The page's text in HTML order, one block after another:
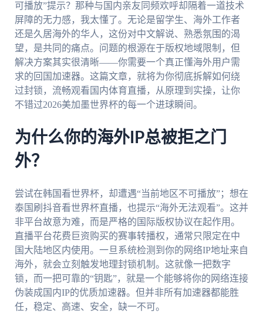
可播放”提示？那种与国内亲友同频欢呼却隔着一道技术
屏障的无力感，我太懂了。无论是留学生、海外工作者
还是久居海外的华人，这份对中文解说、熟悉氛围的渴
望，是共同的痛点。问题的根源在于版权地域限制，但
解决方案其实很清晰——你需要一个真正懂海外用户需
求的回国加速器。这篇文章，就将为你彻底拆解如何绕
过封锁，流畅观看国内体育直播，从原理到实操，让你
不错过2026美加墨世界杯的每一个进球瞬间。
为什么你的海外IP总被拒之门
外？
尝试在韩国看世界杯，却遭遇“当前地区不可播放”；想在
泰国刷抖音看世界杯直播，也提示“海外无法观看”。这并
非平台故意为难，而是严格的国际版权协议在起作用。
直播平台花费巨资购买的赛事转播权，通常只限定在中
国大陆地区内使用。一旦系统检测到你的网络IP地址来自
海外，就会立刻触发地理封锁机制。这就像一把数字
锁，而一把可靠的“钥匙”，就是一个能够将你的网络连接
伪装成国内IP的优质加速器。但并非所有加速器都能胜
任，稳定、高速、安全，缺一不可。